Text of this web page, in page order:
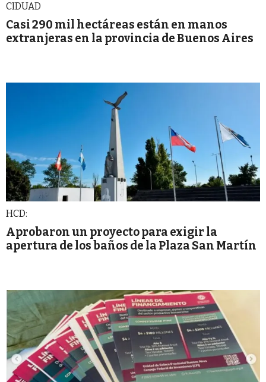
CIDUAD
Casi 290 mil hectáreas están en manos
extranjeras en la provincia de Buenos Aires
HCD:
Aprobaron un proyecto para exigir la
apertura de los baños de la Plaza San Martín